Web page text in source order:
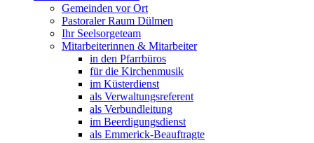
Gemeinden vor Ort
Pastoraler Raum Dülmen
Ihr Seelsorgeteam
Mitarbeiterinnen & Mitarbeiter
in den Pfarrbüros
für die Kirchenmusik
im Küsterdienst
als Verwaltungsreferent
als Verbundleitung
im Beerdigungsdienst
als Emmerick-Beauftragte